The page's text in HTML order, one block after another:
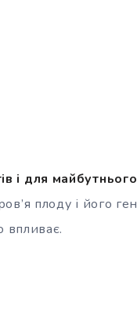
і для
плоду і його
впливає.